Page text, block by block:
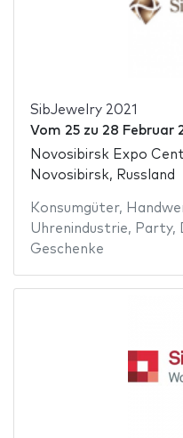
SibJewelry 2021
Vom 25zu 28 Februar
Novosibirsk Expo
Novosibirsk, Russland
Konsumgüter,
Uhrenindustrie, Party,
Geschenke